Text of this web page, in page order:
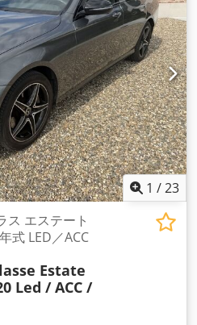
1 /23
ス エステート
式 LED／ACC
Estate
Led / ACC /